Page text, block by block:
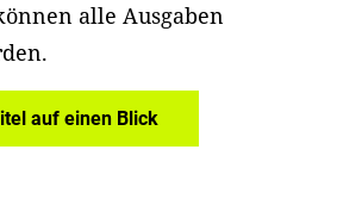
alle Ausgaben
auf einen Blick